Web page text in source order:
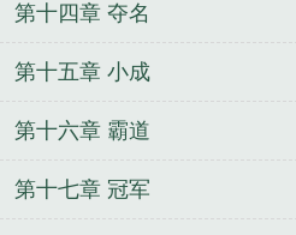
第十四章 夺名
第十五章 小成
第十六章 霸道
第十七章 冠军